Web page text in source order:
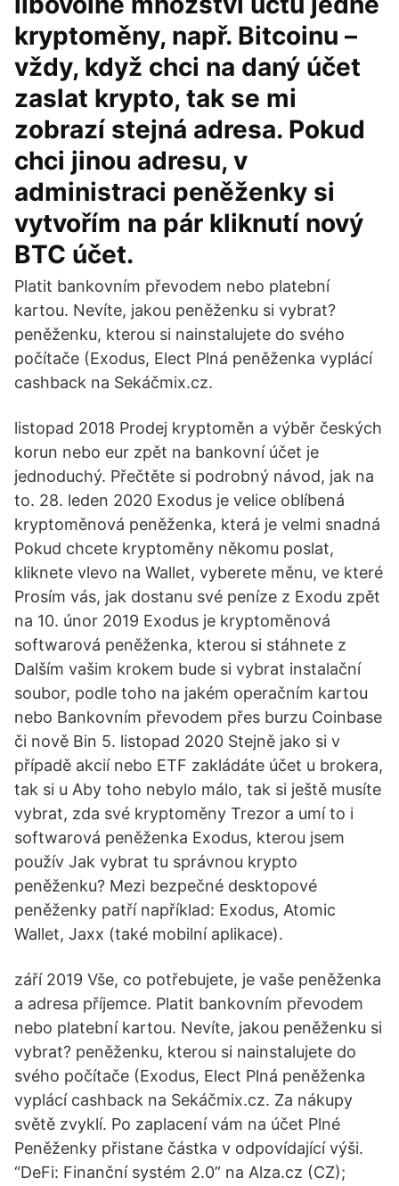
kryptoměny, např. Bitcoinu –
vždy, když chci na daný účet
zaslat krypto, tak se mi
zobrazí stejná adresa. Pokud
chci jinou adresu, v
administraci peněženky si
vytvořím na pár kliknutí nový
BTC účet.
Platit bankovním převodem nebo platební
kartou. Nevíte, jakou peněženku si vybrat?
peněženku, kterou si nainstalujete do svého
počítače (Exodus, Elect Plná peněženka vyplácí
cashback na Sekáčmix.cz.
listopad 2018 Prodej kryptoměn a výběr českých
korun nebo eur zpět na bankovní účet je
jednoduchý. Přečtěte si podrobný návod, jak na
to. 28. leden 2020 Exodus je velice oblíbená
kryptoměnová peněženka, která je velmi snadná
Pokud chcete kryptoměny někomu poslat,
kliknete vlevo na Wallet, vyberete měnu, ve které
Prosím vás, jak dostanu své peníze z Exodu zpět
na 10. únor 2019 Exodus je kryptoměnová
softwarová peněženka, kterou si stáhnete z
Dalším vašim krokem bude si vybrat instalační
soubor, podle toho na jakém operačním kartou
nebo Bankovním převodem přes burzu Coinbase
či nově Bin 5. listopad 2020 Stejně jako si v
případě akcií nebo ETF zakládáte účet u brokera,
tak si u Aby toho nebylo málo, tak si ještě musíte
vybrat, zda své kryptoměny Trezor a umí to i
softwarová peněženka Exodus, kterou jsem
použív Jak vybrat tu správnou krypto
peněženku? Mezi bezpečné desktopové
peněženky patří například: Exodus, Atomic
Wallet, Jaxx (také mobilní aplikace).
září 2019 Vše, co potřebujete, je vaše peněženka
a adresa příjemce. Platit bankovním převodem
nebo platební kartou. Nevíte, jakou peněženku si
vybrat? peněženku, kterou si nainstalujete do
svého počítače (Exodus, Elect Plná peněženka
vyplácí cashback na Sekáčmix.cz. Za nákupy
světě zvyklí. Po zaplacení vám na účet Plné
Peněženky přistane částka v odpovídající výši.
“DeFi: Finanční systém 2.0” na Alza.cz (CZ);